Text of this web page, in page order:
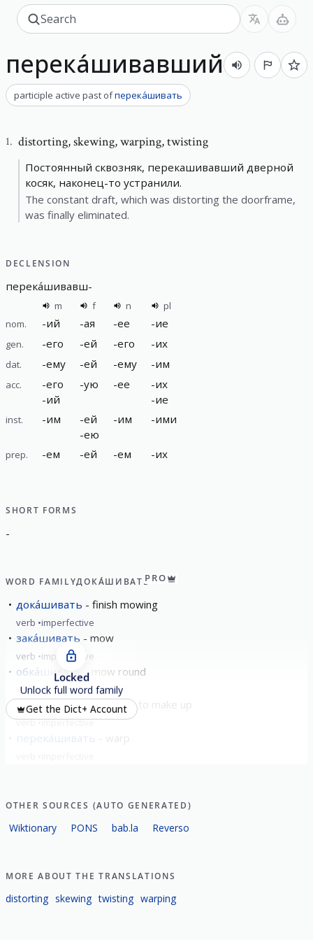
перека́шивавший
participle active past ofперека́шивать
1. distorting,skewing, warping, twisting
Постоянный сквозняк, перекашивавший дверной
косяк, наконец-то устранили.
The constant draft, which was distorting the doorframe,
was finally eliminated.
DECLENSION
перека́шивавш-
m f n
pl
nom.
-ий -ая -ее -ие
gen. -его -ей -его -их
dat. -ему -ей -ему -им
acc. -его
-ий
-ую -ее -их
-ие
inst. -им -ей
-ею
-им -ими
prep. -ем -ей -ем -их
SHORT FORMS
-
WORD FAMILYДОКА́ШИВАТЬPRO
дока́шивать finish mowing
verb imperfective
зака́шивать mow
verb imperfective
обка́шивать mow round
verb imperfective
раска́шивать to paint; to make up
verb imperfective
перека́шивать
Locked
Unlock full word family
Get the Dict+ Account
OTHER SOURCES (AUTO GENERATED)
Wiktionary PONS bab.la Reverso
MORE ABOUT THE TRANSLATIONS
distorting skewing twisting warping